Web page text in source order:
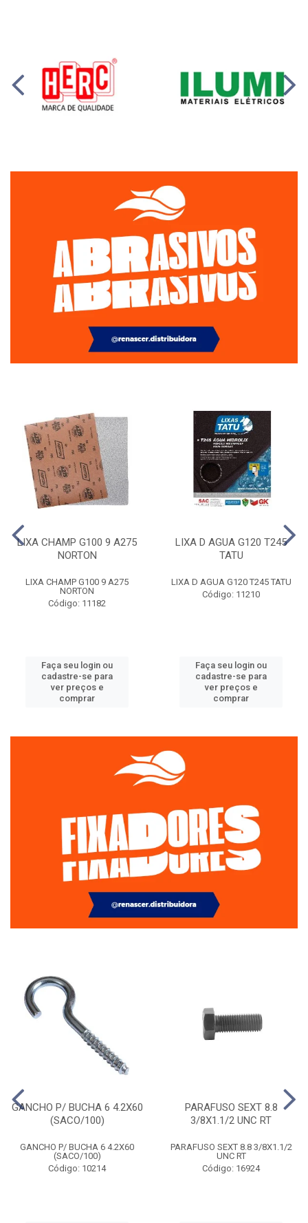
LIXA CHAMP G100 9 A275
NORTON
LIXA CHAMP G100 9 A275
NORTON
Código: 11182
Faça seu login ou
cadastre-se para
ver preços e
comprar
LIXA D AGUA G120 T245
TATU
LIXA D AGUA G120 T245 TATU
Código: 11210
Faça seu login ou
cadastre-se para
ver preços e
comprar
GANCHO P/ BUCHA 6 4.2X60
(SACO/100)
GANCHO P/ BUCHA 6 4.2X60
(SACO/100)
Código: 10214
PARAFUSO SEXT 8.8
3/8X1.1/2 UNC RT
PARAFUSO SEXT 8.8 3/8X1.1/2
UNC RT
Código: 16924